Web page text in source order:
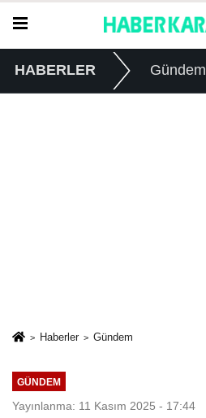
HABERLER Gündem
Haberler Gündem
GÜNDEM
Yayınlanma: 11 Kasım 2025 - 17:44